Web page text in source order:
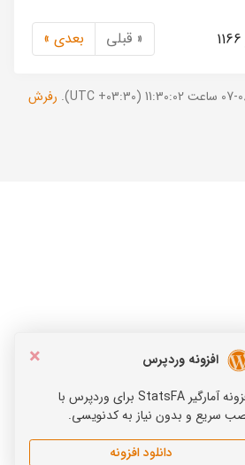
« قبلی بعدی »
رفرش
×
افزونه وردپرس
افزونه آمارگیر StatsFA برای وردپرس با
سریع و بدون نیاز به کدنویسی.
دانلود افزونه